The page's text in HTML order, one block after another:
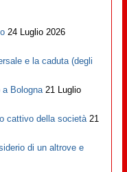
24 Luglio 2026
e la caduta (degli
Bologna 21 Luglio
cattivo della società 21
di un altrove e